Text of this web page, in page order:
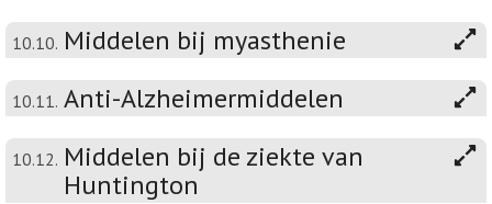
10.10. Middelen bij myasthenie
10.11. Anti-Alzheimermiddelen
10.12. Middelen bij de ziekte van
Huntington